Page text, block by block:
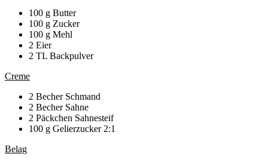
100 g Butter
100 g Zucker
100 g Mehl
2 Eier
2 TL Backpulver
Creme
2 Becher Schmand
2 Becher Sahne
2 Päckchen Sahnesteif
100 g Gelierzucker 2:1
Belag